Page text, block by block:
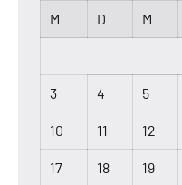
M D M
3 4 5
10 11 12
17 18 19